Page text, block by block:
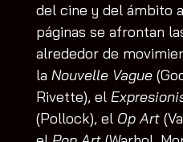
del cine y del ámbito
páginas se afrontan
alrededor de
la Nouvelle Vague
Rivette), el
(Pollock), el Op Art